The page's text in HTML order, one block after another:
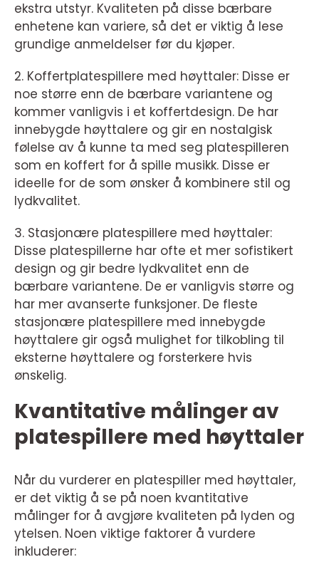
ekstra utstyr. Kvaliteten på disse bærbare
enhetene kan variere, så det er viktig å lese
grundige anmeldelser før du kjøper.
2. Koffertplatespillere med høyttaler: Disse er
noe større enn de bærbare variantene og
kommer vanligvis i et koffertdesign. De har
innebygde høyttalere og gir en nostalgisk
følelse av å kunne ta med seg platespilleren
som en koffert for å spille musikk. Disse er
ideelle for de som ønsker å kombinere stil og
lydkvalitet.
3. Stasjonære platespillere med høyttaler:
Disse platespillerne har ofte et mer sofistikert
design og gir bedre lydkvalitet enn de
bærbare variantene. De er vanligvis større og
har mer avanserte funksjoner. De fleste
stasjonære platespillere med innebygde
høyttalere gir også mulighet for tilkobling til
eksterne høyttalere og forsterkere hvis
ønskelig.
Kvantitative målinger av
platespillere med høyttaler
Når du vurderer en platespiller med høyttaler,
er det viktig å se på noen kvantitative
målinger for å avgjøre kvaliteten på lyden og
ytelsen. Noen viktige faktorer å vurdere
inkluderer: